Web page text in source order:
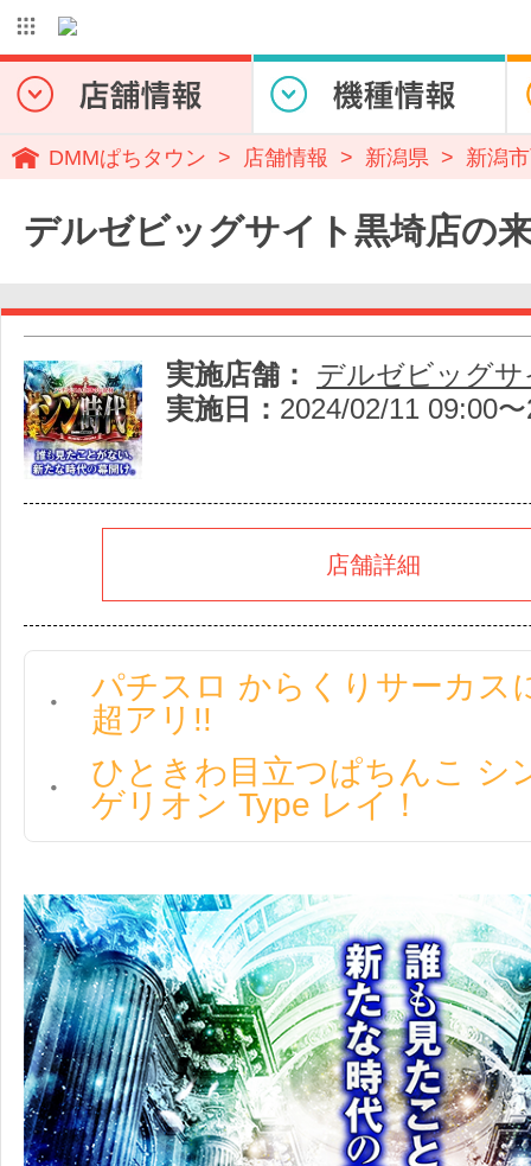
DMMぱちタウン 店舗情報 新潟県 新潟
デルゼビッグサイト黒埼店の
実施店舗：
デルゼビッグ
実施日： 2024/02/11 09:00
店舗詳細
パチスロ からくりサーカス
超アリ!!
ひときわ目立つぱちんこ シ
ゲリオン Type レイ！